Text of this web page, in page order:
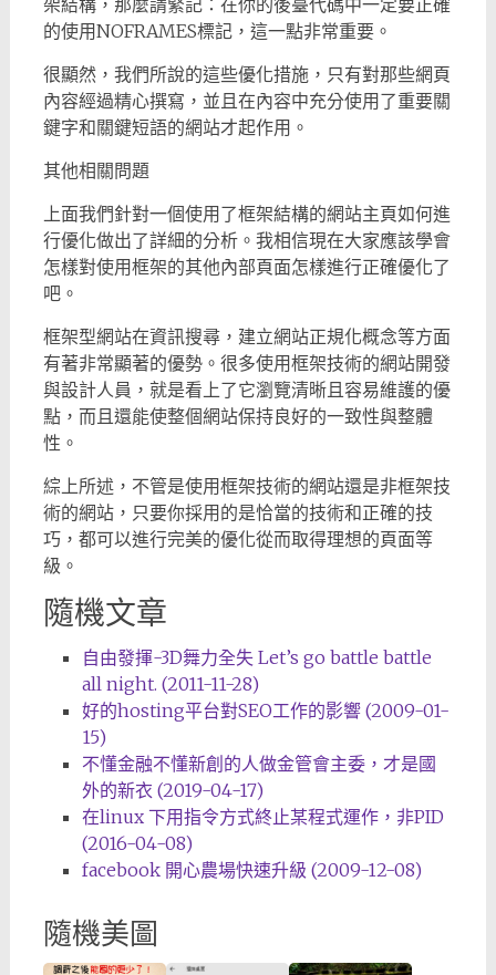
架結構，那麼請緊記：在你的後臺代碼中一定要正確
的使用NOFRAMES標記，這一點非常重要。
很顯然，我們所說的這些優化措施，只有對那些網頁
內容經過精心撰寫，並且在內容中充分使用了重要關
鍵字和關鍵短語的網站才起作用。
其他相關問題
上面我們針對一個使用了框架結構的網站主頁如何進
行優化做出了詳細的分析。我相信現在大家應該學會
怎樣對使用框架的其他內部頁面怎樣進行正確優化了
吧。
框架型網站在資訊搜尋，建立網站正規化概念等方面
有著非常顯著的優勢。很多使用框架技術的網站開發
與設計人員，就是看上了它瀏覽清晰且容易維護的優
點，而且還能使整個網站保持良好的一致性與整體
性。
綜上所述，不管是使用框架技術的網站還是非框架技
術的網站，只要你採用的是恰當的技術和正確的技
巧，都可以進行完美的優化從而取得理想的頁面等
級。
隨機文章
自由發揮-3D舞力全失 Let’s go battle battle
all night. (2011-11-28)
好的hosting平台對SEO工作的影響 (2009-01-
15)
不懂金融不懂新創的人做金管會主委，才是國
外的新衣 (2019-04-17)
在linux 下用指令方式終止某程式運作，非PID
(2016-04-08)
facebook 開心農場快速升級 (2009-12-08)
隨機美圖